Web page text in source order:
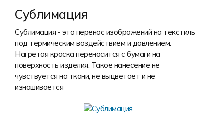
Сублимация
Сублимация - это перенос изображений на текстиль
под термическим воздействием и давлением.
Нагретая краска переносится с бумаги на
поверхность изделия. Такое нанесение не
чувствуется на ткани, не выцветает и не
изнашивается